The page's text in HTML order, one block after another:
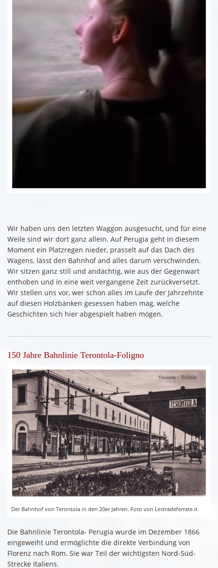
Wir haben uns den letzten Waggon ausgesucht, und für eine
Weile sind wir dort ganz allein. Auf Perugia geht in diesem
Moment ein Platzregen nieder, prasselt auf das Dach des
Wagens, lässt den Bahnhof and alles darum verschwinden.
Wir sitzen ganz still und andächtig, wie aus der Gegenwart
enthoben und in eine weit vergangene Zeit zurückversetzt.
Wir stellen uns vor, wer schon alles im Laufe der Jahrzehnte
auf diesen Holzbänken gesessen haben mag, welche
Geschichten sich hier abgespielt haben mögen.
150 Jahre Bahnlinie Terontola-Foligno
Der Bahnhof von Terontola in den 20er Jahren. Foto von Lestradeferrate.it
Die Bahnlinie Terontola- Perugia wurde im Dezember 1866
eingeweiht und ermöglichte die direkte Verbindung von
Florenz nach Rom. Sie war Teil der wichtigsten Nord-Süd-
Strecke Italiens.